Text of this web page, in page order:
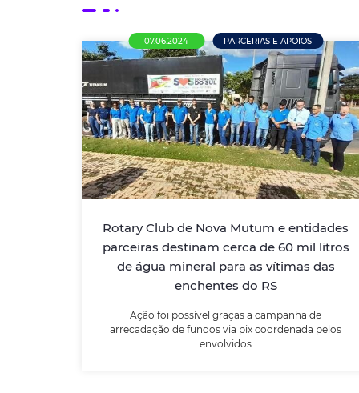
07.06.2024 PARCERIAS E APOIOS
Rotary Club de Nova Mutum e entidades
parceiras destinam cerca de 60 mil litros
de água mineral para as vítimas das
enchentes do RS
Ação foi possível graças a campanha de
arrecadação de fundos via pix coordenada pelos
envolvidos
Rotary Club de Nova Mutum e
entidades parceiras destinam
cerca de 60 mil litros de água
mineral para as vítimas das
enchentes do RS
Ação foi possível graças a campanha de
arrecadação de fundos via pix coordenada
pelos envolvidos
LEIA MAIS